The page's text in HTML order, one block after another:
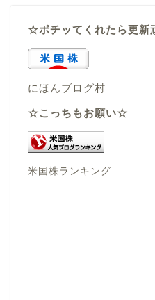
☆ポチッてくれたら更新
にほんブログ村
☆こっちもお願い☆
米国株ランキング